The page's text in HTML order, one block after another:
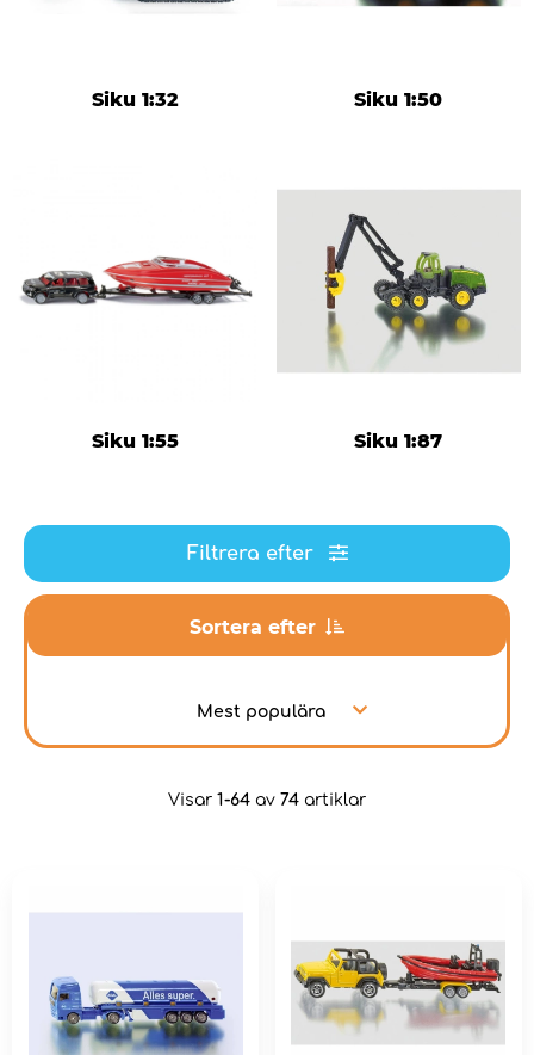
Siku 1:32 Siku 1:50
Siku 1:55 Siku 1:87
Filtrera efter
Sortera efter
Mest populära
Visar 1-64 av 74 artiklar